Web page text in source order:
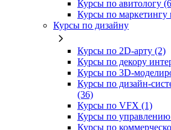
Курсы по авитологу
Курсы по маркетингу
Курсы по дизайну
Курсы по 2D‑арту (2)
Курсы по декору
Курсы по
Курсы по дизайн-
(36)
Курсы по VFX (1)
Курсы по управлению
Курсы по